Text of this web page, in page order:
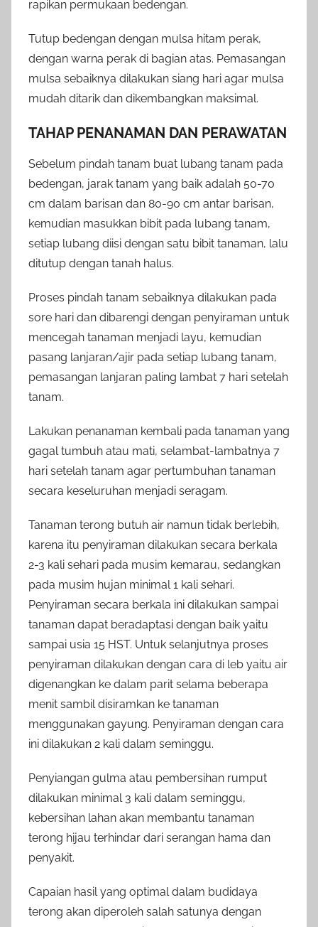
rapikan permukaan bedengan.
Tutup bedengan dengan mulsa hitam perak,
dengan warna perak di bagian atas. Pemasangan
mulsa sebaiknya dilakukan siang hari agar mulsa
mudah ditarik dan dikembangkan maksimal.
TAHAP PENANAMAN DAN PERAWATAN
Sebelum pindah tanam buat lubang tanam pada
bedengan, jarak tanam yang baik adalah 50-70
cm dalam barisan dan 80-90 cm antar barisan,
kemudian masukkan bibit pada lubang tanam,
setiap lubang diisi dengan satu bibit tanaman, lalu
ditutup dengan tanah halus.
Proses pindah tanam sebaiknya dilakukan pada
sore hari dan dibarengi dengan penyiraman untuk
mencegah tanaman menjadi layu, kemudian
pasang lanjaran/ajir pada setiap lubang tanam,
pemasangan lanjaran paling lambat 7 hari setelah
tanam.
Lakukan penanaman kembali pada tanaman yang
gagal tumbuh atau mati, selambat-lambatnya 7
hari setelah tanam agar pertumbuhan tanaman
secara keseluruhan menjadi seragam.
Tanaman terong butuh air namun tidak berlebih,
karena itu penyiraman dilakukan secara berkala
2-3 kali sehari pada musim kemarau, sedangkan
pada musim hujan minimal 1 kali sehari.
Penyiraman secara berkala ini dilakukan sampai
tanaman dapat beradaptasi dengan baik yaitu
sampai usia 15 HST. Untuk selanjutnya proses
penyiraman dilakukan dengan cara di leb yaitu air
digenangkan ke dalam parit selama beberapa
menit sambil disiramkan ke tanaman
menggunakan gayung. Penyiraman dengan cara
ini dilakukan 2 kali dalam seminggu.
Penyiangan gulma atau pembersihan rumput
dilakukan minimal 3 kali dalam seminggu,
kebersihan lahan akan membantu tanaman
terong hijau terhindar dari serangan hama dan
penyakit.
Capaian hasil yang optimal dalam budidaya
terong akan diperoleh salah satunya dengan